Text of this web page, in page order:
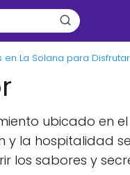
en La Solana para
ubicado en
la hospitalidad
los sabores y